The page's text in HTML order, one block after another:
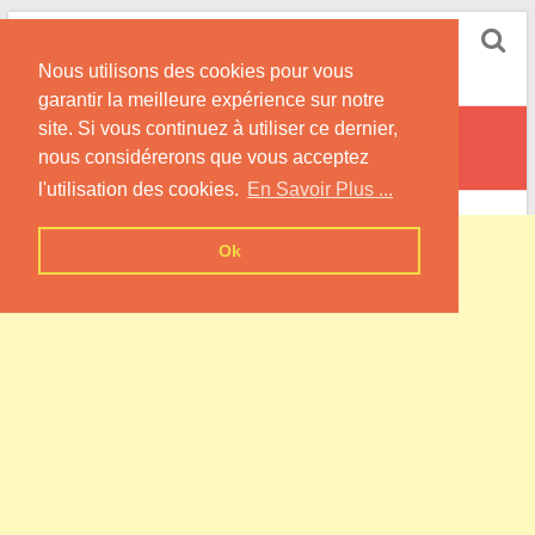
Nous utilisons des cookies pour vous
garantir la meilleure expérience sur notre
site. Si vous continuez à utiliser ce dernier,
nous considérerons que vous acceptez
l'utilisation des cookies. En Savoir Plus ...
Ok
Skip
content
Informations sur les Pompes à Chaleur
Lisse-en-Champagne